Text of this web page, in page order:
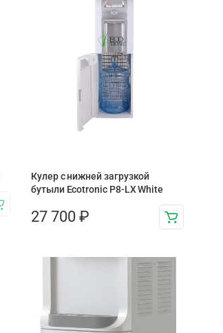
Кулер с нижней загрузкой
бутыли Ecotronic P8-LX White
27 700 ₽